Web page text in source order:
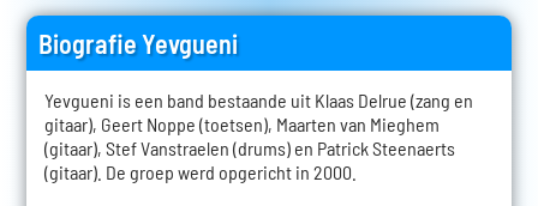
Biografie Yevgueni
Yevgueni is een band bestaande uit Klaas Delrue (zang en
gitaar), Geert Noppe (toetsen), Maarten van Mieghem
(gitaar), Stef Vanstraelen (drums) en Patrick Steenaerts
(gitaar). De groep werd opgericht in 2000.